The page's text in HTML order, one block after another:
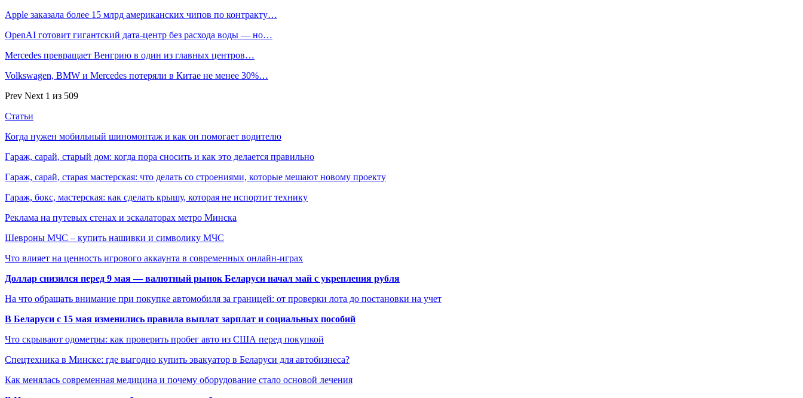
Apple заказала более 15 млрд американских чипов по контракту…
OpenAI готовит гигантский дата-центр без расхода воды — но…
Mercedes превращает Венгрию в один из главных центров…
Volkswagen, BMW и Mercedes потеряли в Китае не менее 30%…
Prev Next 1 из 509
Статьи
Когда нужен мобильный шиномонтаж и как он помогает водителю
Гараж, сарай, старый дом: когда пора сносить и как это делается правильно
Гараж, сарай, старая мастерская: что делать со строениями, которые мешают новому проекту
Гараж, бокс, мастерская: как сделать крышу, которая не испортит технику
Реклама на путевых стенах и эскалаторах метро Минска
Шевроны МЧС – купить нашивки и символику МЧС
Что влияет на ценность игрового аккаунта в современных онлайн-играх
Доллар снизился перед 9 мая — валютный рынок Беларуси начал май с укрепления рубля
На что обращать внимание при покупке автомобиля за границей: от проверки лота до постановки на учет
В Беларуси с 15 мая изменились правила выплат зарплат и социальных пособий
Что скрывают одометры: как проверить пробег авто из США перед покупкой
Спецтехника в Минске: где выгодно купить эвакуатор в Беларуси для автобизнеса?
Как менялась современная медицина и почему оборудование стало основой лечения